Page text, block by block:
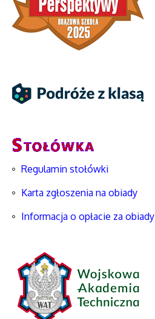
Regulamin stołówki
Karta zgłoszenia na obiady
Informacja o opłacie za obiady